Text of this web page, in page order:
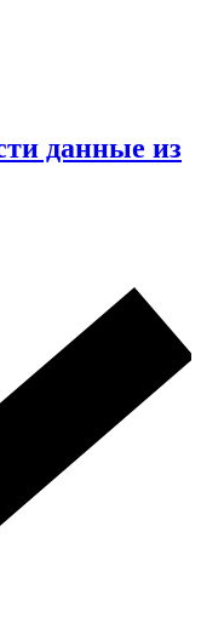
данные из